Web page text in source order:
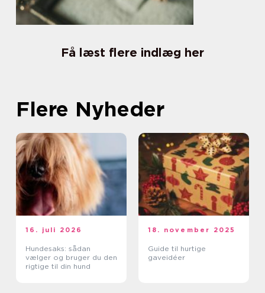
Få læst flere indlæg her
Flere Nyheder
16. juli 2026
Hundesaks: sådan
vælger og bruger du den
rigtige til din hund
18. november 2025
Guide til hurtige
gaveidéer